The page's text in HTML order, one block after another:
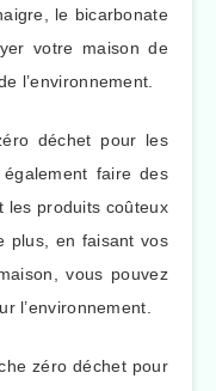
le bicarbonate
votre maison de
l’environnement.
déchet pour les
faire des
les produits coûteux
plus, en faisant vos
vous pouvez
l’environnement.
zéro déchet pour